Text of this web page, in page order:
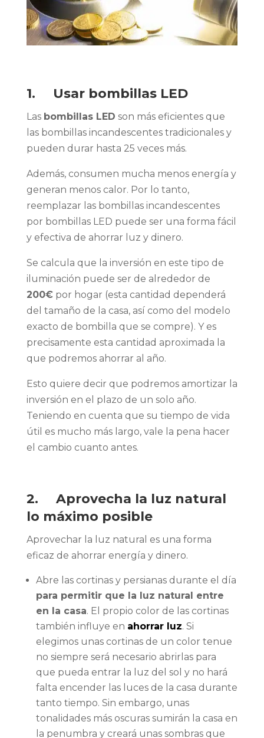
1. Usar bombillas LED
Las bombillas LED son más eficientes que
las bombillas incandescentes tradicionales y
pueden durar hasta 25 veces más.
Además, consumen mucha menos energía y
generan menos calor. Por lo tanto,
reemplazar las bombillas incandescentes
por bombillas LED puede ser una forma fácil
y efectiva de ahorrar luz y dinero.
Se calcula que la inversión en este tipo de
iluminación puede ser de alrededor de
200€por hogar (esta cantidad dependerá
del tamaño de la casa, así como del modelo
exacto de bombilla que se compre). Y es
precisamente esta cantidad aproximada la
que podremos ahorrar al año.
Esto quiere decir que podremos amortizar la
inversión en el plazo de un solo año.
Teniendo en cuenta que su tiempo de vida
útil es mucho más largo, vale la pena hacer
el cambio cuanto antes.
2. Aprovecha la luz natural
lo máximo posible
Aprovechar la luz natural es una forma
eficaz de ahorrar energía y dinero.
Abre las cortinas y persianas durante el día
para permitir que la luz natural entre
en la casa. El propio color de las cortinas
también influye en ahorrar luz. Si
elegimos unas cortinas de un color tenue
no siempre será necesario abrirlas para
que pueda entrar la luz del sol y no hará
falta encender las luces de la casa durante
tanto tiempo. Sin embargo, unas
tonalidades más oscuras sumirán la casa en
la penumbra y creará unas sombras que